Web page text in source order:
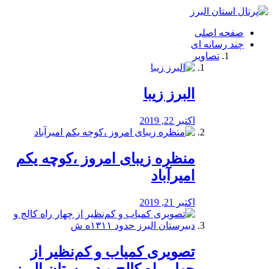
فصد
شرق
تهران
خشکشویی
صفحه اصلی
چند رسانه ای
تصاویر
البرز زیبا
اکتبر 22, 2019
منظره‌‌ زیبای امروز ،کوچه یکم
امیرآباد
اکتبر 21, 2019
️تصویری کمیاب و کم‌نظیر از